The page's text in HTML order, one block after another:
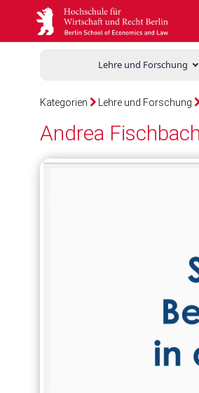
Lehre und Forschung
Kategorien Lehre und Forschung